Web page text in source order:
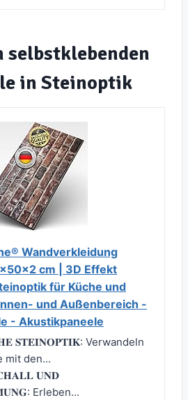
selbstklebenden
in Steinoptik
Wandverkleidung
cm | 3D Effekt
für Küche und
und Außenbereich -
- Akustikpaneele
𝐒𝐓𝐄𝐈𝐍𝐎𝐏𝐓𝐈𝐊: Verwandeln
mit den...
𝐔𝐍𝐃
Erleben...